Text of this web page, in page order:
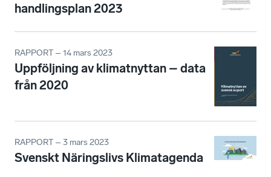
handlingsplan 2023
RAPPORT – 14 mars 2023
Uppföljning av klimatnyttan – data
från 2020
RAPPORT – 3 mars 2023
Svenskt Näringslivs Klimatagenda